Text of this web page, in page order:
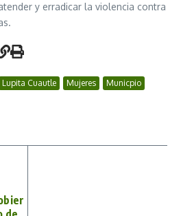
y erradicar la violencia contra
Lupita Cuautle Mujeres
Municpio